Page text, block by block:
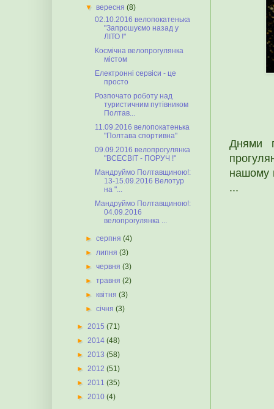
Днями
нашому
...
▼вересня(8)
02.10.2016 велопокатенька
"Запрошуємо назад у
ЛІТО !"
Космічна велопрогулянка
містом
Електронні сервіси - це
просто
Розпочато роботу над
туристичним путівником
Полтав...
11.09.2016 велопокатенька
"Полтава спортивна"
09.09.2016 велопрогулянка
"ВСЕСВІТ - ПОРУЧ !"
Мандруймо Полтавщиною!:
13-15.09.2016 Велотур
на "...
Мандруймо Полтавщиною!:
04.09.2016
велопрогулянка ...
►серпня(4)
►липня(3)
►червня(3)
►травня(2)
►квітня(3)
►січня(3)
► 2015 (71)
► 2014 (48)
► 2013 (58)
► 2012 (51)
► 2011 (35)
► 2010 (4)